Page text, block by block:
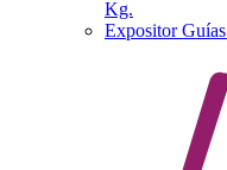
Kg.
Expositor Guías